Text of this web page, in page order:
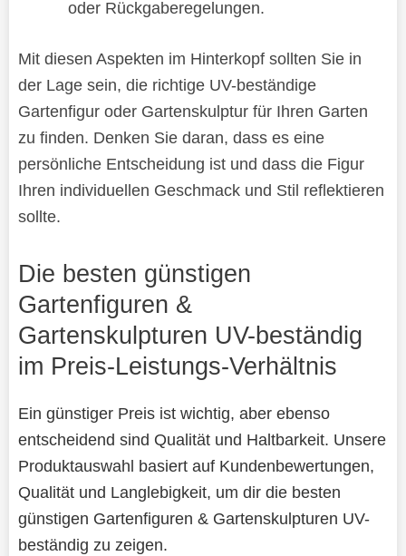
oder Rückgaberegelungen.
Mit diesen Aspekten im Hinterkopf sollten Sie in
der Lage sein, die richtige UV-beständige
Gartenfigur oder Gartenskulptur für Ihren Garten
zu finden. Denken Sie daran, dass es eine
persönliche Entscheidung ist und dass die Figur
Ihren individuellen Geschmack und Stil reflektieren
sollte.
Die besten günstigen
Gartenfiguren &
Gartenskulpturen UV-beständig
im Preis-Leistungs-Verhältnis
Ein günstiger Preis ist wichtig, aber ebenso
entscheidend sind Qualität und Haltbarkeit. Unsere
Produktauswahl basiert auf Kundenbewertungen,
Qualität und Langlebigkeit, um dir die besten
günstigen Gartenfiguren & Gartenskulpturen UV-
beständig zu zeigen.